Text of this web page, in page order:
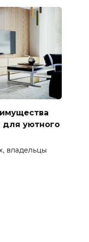
уютного
владельцы